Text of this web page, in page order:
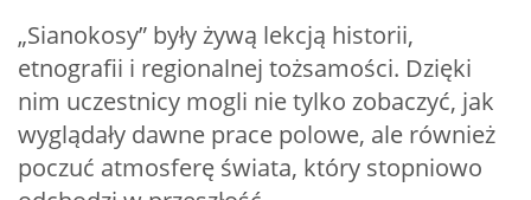
„Sianokosy” były żywą lekcją historii,
etnografii i regionalnej tożsamości. Dzięki
nim uczestnicy mogli nie tylko zobaczyć, jak
wyglądały dawne prace polowe, ale również
poczuć atmosferę świata, który stopniowo